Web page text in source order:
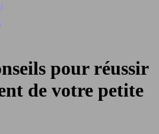
pour réussir
de votre petite